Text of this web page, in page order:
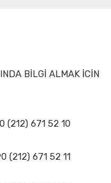
BİLGİ ALMAK İCİN
(212) 671 52 10
(212) 671 52 11